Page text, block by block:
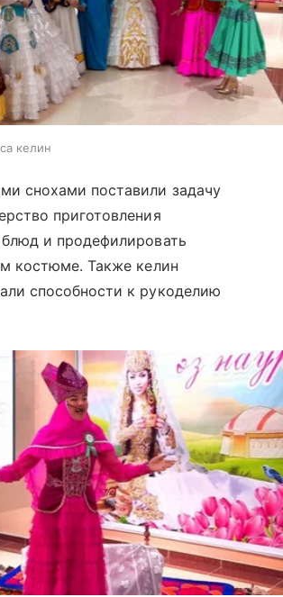
келин
снохами поставили задачу
приготовления
и продефилировать
костюме. Также келин
способности к рукоделию